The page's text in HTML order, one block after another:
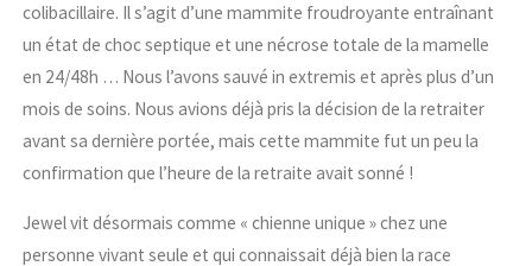
colibacillaire. Il s’agit d’une mammite froudroyante entraînant
un état de choc septique et une nécrose totale de la mamelle
en 24/48h … Nous l’avons sauvé in extremis et après plus d’un
mois de soins. Nous avions déjà pris la décision de la retraiter
avant sa dernière portée, mais cette mammite fut un peu la
confirmation que l’heure de la retraite avait sonné !
Jewel vit désormais comme « chienne unique » chez une
personne vivant seule et qui connaissait déjà bien la race